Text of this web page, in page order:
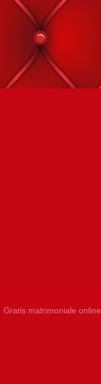
Gratis matrimoniale online